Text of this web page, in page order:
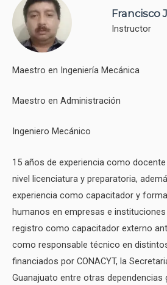
Francisco
Instructor
Maestro en Ingeniería Mecánica
Maestro en Administración
Ingeniero Mecánico
15 años de experiencia como
nivel licenciatura y preparatoria,
experiencia como capacitador y
humanos en empresas e
registro como capacitador externo
como responsable técnico en
financiados por CONACYT, la
Guanajuato entre otras dependencias